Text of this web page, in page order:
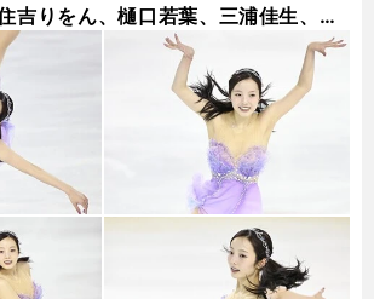
りをん、樋口若葉、三浦佳生、本